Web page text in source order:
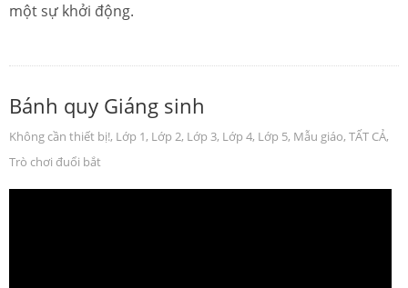
một sự khởi động.
Bánh quy Giáng sinh
Không cần thiết bị!, Lớp 1, Lớp 2, Lớp 3, Lớp 4, Lớp 5, Mẫu giáo, TẤT CẢ,
Trò chơi đuổi bắt